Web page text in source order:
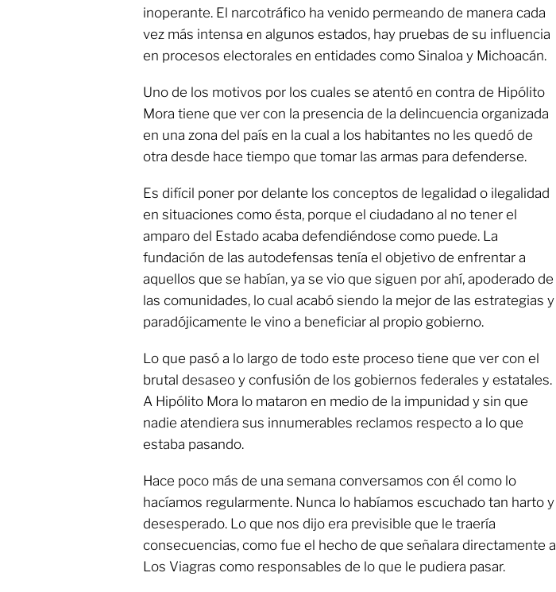
inoperante. El narcotráfico ha venido permeando de manera cada
vez más intensa en algunos estados, hay pruebas de su influencia
en procesos electorales en entidades como Sinaloa y Michoacán.
Uno de los motivos por los cuales se atentó en contra de Hipólito
Mora tiene que ver con la presencia de la delincuencia organizada
en una zona del país en la cual a los habitantes no les quedó de
otra desde hace tiempo que tomar las armas para defenderse.
Es difícil poner por delante los conceptos de legalidad o ilegalidad
en situaciones como ésta, porque el ciudadano al no tener el
amparo del Estado acaba defendiéndose como puede. La
fundación de las autodefensas tenía el objetivo de enfrentar a
aquellos que se habían, ya se vio que siguen por ahí, apoderado de
las comunidades, lo cual acabó siendo la mejor de las estrategias y
paradójicamente le vino a beneficiar al propio gobierno.
Lo que pasó a lo largo de todo este proceso tiene que ver con el
brutal desaseo y confusión de los gobiernos federales y estatales.
A Hipólito Mora lo mataron en medio de la impunidad y sin que
nadie atendiera sus innumerables reclamos respecto a lo que
estaba pasando.
Hace poco más de una semana conversamos con él como lo
hacíamos regularmente. Nunca lo habíamos escuchado tan harto y
desesperado. Lo que nos dijo era previsible que le traería
consecuencias, como fue el hecho de que señalara directamente a
Los Viagras como responsables de lo que le pudiera pasar.